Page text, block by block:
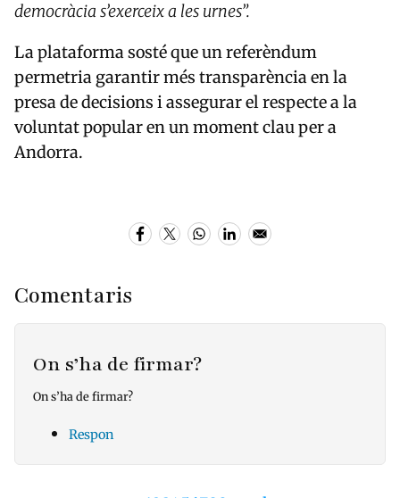
democràcia s’exerceix a les urnes”.
La plataforma sosté que un referèndum
permetria garantir més transparència en la
presa de decisions i assegurar el respecte a la
voluntat popular en un moment clau per a
Andorra.
Comentaris
On s’ha de firmar?
On s’ha de firmar?
Respon